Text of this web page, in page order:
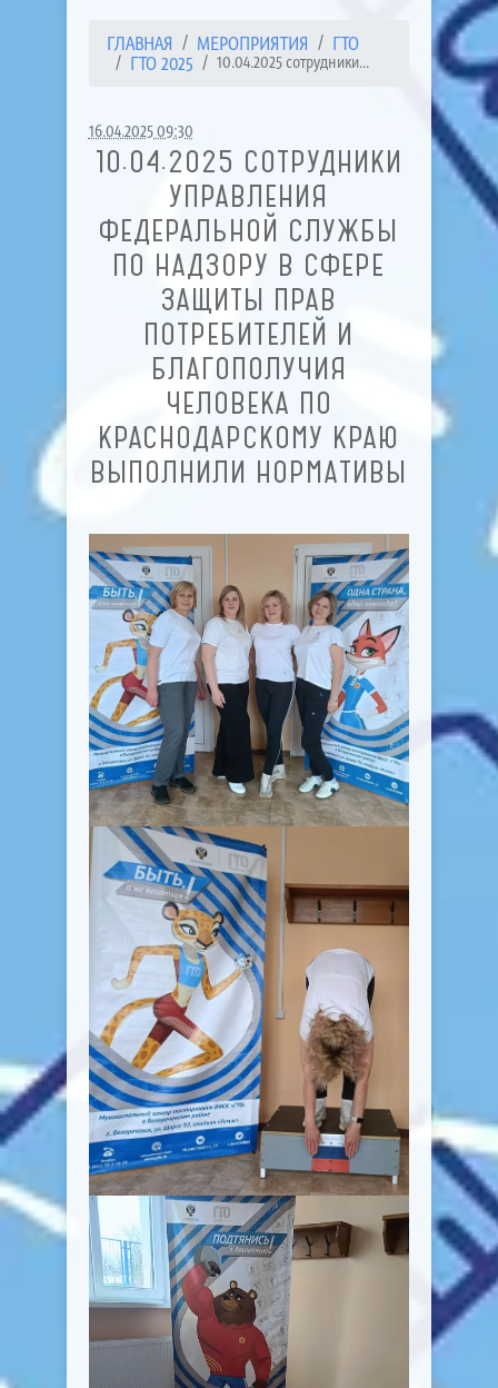
ГЛАВНАЯ МЕРОПРИЯТИЯ
ГТО
ГТО 2025
10.04.2025 сотрудники...
16.04.2025 09:30
10.04.2025 СОТРУДНИКИ
УПРАВЛЕНИЯ
ФЕДЕРАЛЬНОЙ СЛУЖБЫ
ПО НАДЗОРУ В СФЕРЕ
ЗАЩИТЫ ПРАВ
ПОТРЕБИТЕЛЕЙ И
БЛАГОПОЛУЧИЯ
ЧЕЛОВЕКА ПО
КРАСНОДАРСКОМУ КРАЮ
ВЫПОЛНИЛИ НОРМАТИВЫ